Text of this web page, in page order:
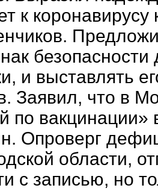
к коронавирусу
и выставлять
Заявил, что в
по вакцинации»
Опроверг
области,
с записью, но